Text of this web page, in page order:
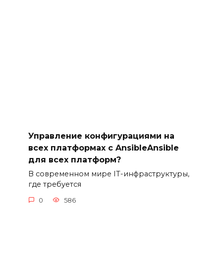
Управление конфигурациями на
всех платформах с AnsibleAnsible
для всех платформ?
В современном мире IT-инфраструктуры,
где требуется
0 586